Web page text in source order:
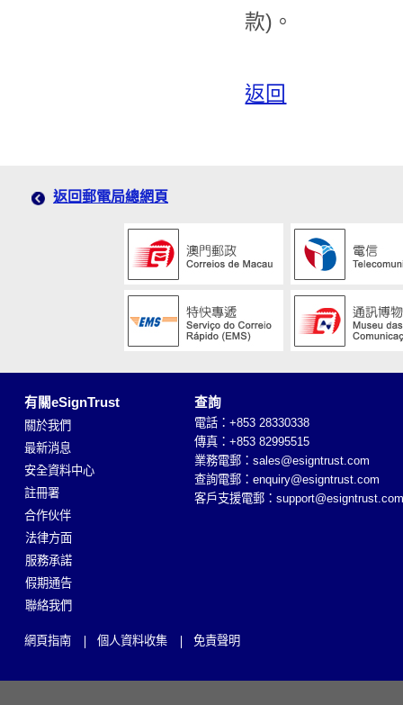
款)。
返回
返回郵電局總網頁
有關eSignTrust
關於我們
最新消息
安全資料中心
註冊署
合作伙伴
法律方面
服務承諾
假期通告
聯絡我們
查詢
電話：+853 28330338
傳真：+853 82995515
業務電郵：sales@esigntrust.com
查詢電郵：enquiry@esigntrust.com
客戶支援電郵：
網頁指南 個人資料收集 免責聲明